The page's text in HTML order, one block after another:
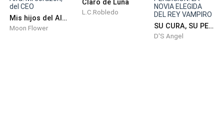
Mis hijos del Alfa. Mi corazón, del CEO
Moon Flower
Claro de Luna
L.C.Robledo
SU CURA, SU PERDICIÓN: LA NOVIA ELEGIDA DEL REY VAMPIRO
D'S Angel